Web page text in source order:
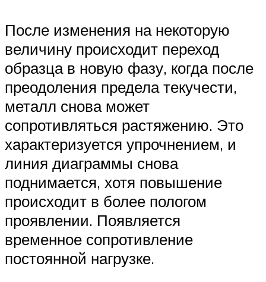
После изменения на некоторую
величину происходит переход
образца в новую фазу, когда после
преодоления предела текучести,
металл снова может
сопротивляться растяжению. Это
характеризуется упрочнением, и
линия диаграммы снова
поднимается, хотя повышение
происходит в более пологом
проявлении. Появляется
временное сопротивление
постоянной нагрузке.